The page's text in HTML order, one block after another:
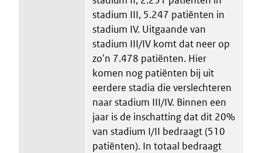
stadium III, 5.247 patiënten in
stadium IV. Uitgaande van
stadium III/IV komt dat neer op
zo'n 7.478 patiënten. Hier
komen nog patiënten bij uit
eerdere stadia die verslechteren
naar stadium III/IV. Binnen een
jaar is de inschatting dat dit 20%
van stadium I/II bedraagt (510
patiënten). In totaal bedraagt